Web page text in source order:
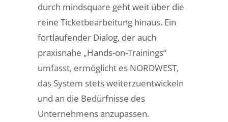
durch mindsquare geht weit über die
reine Ticketbearbeitung hinaus. Ein
fortlaufender Dialog, der auch
praxisnahe „Hands-on-Trainings“
umfasst, ermöglicht es NORDWEST,
das System stets weiterzuentwickeln
und an die Bedürfnisse des
Unternehmens anzupassen.